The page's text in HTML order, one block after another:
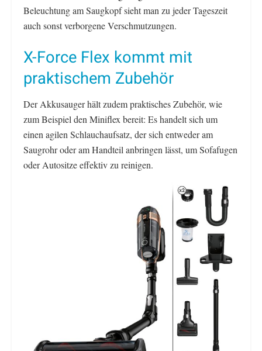
Beleuchtung am Saugkopf sieht man zu jeder Tageszeit
auch sonst verborgene Verschmutzungen.
X-Force Flex kommt mit
praktischem Zubehör
Der Akkusauger hält zudem praktisches Zubehör, wie
zum Beispiel den Miniflex bereit: Es handelt sich um
einen agilen Schlauchaufsatz, der sich entweder am
Saugrohr oder am Handteil anbringen lässt, um Sofafugen
oder Autositze effektiv zu reinigen.